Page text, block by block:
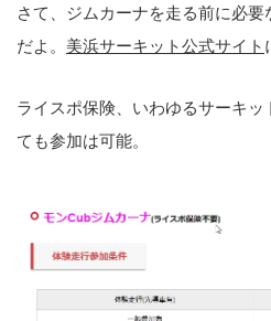
さて、ジムカーナを走る前に必
だよ。 美浜サーキット公式サイト
ライスポ保険、いわゆるサーキッ
ても参加は可能。